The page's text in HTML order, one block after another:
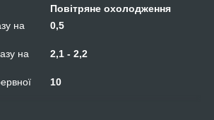
Повітряне охолодження
на
0,5
на
2,1 - 2,2
10